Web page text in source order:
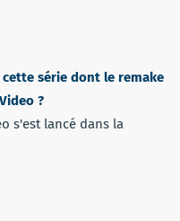
cette série dont le remake
?
s'est lancé dans la